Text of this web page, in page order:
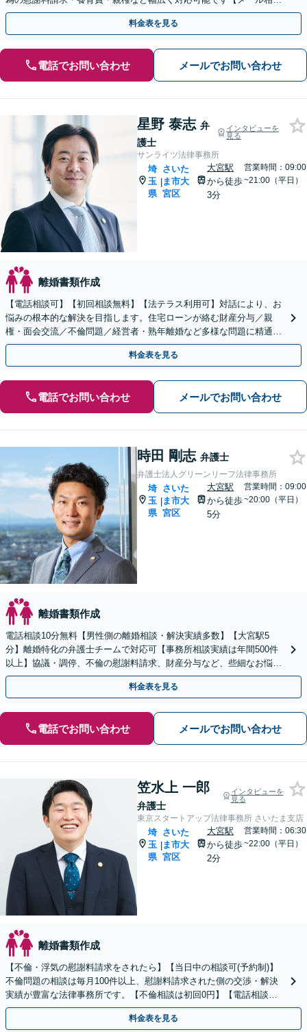
可】【初回相談無料】
料金表を見る
電話でお問い合わせ メールでお問い合わせ
星野 泰志 弁
護士
インタビューを
見る
サンライツ法律事務所
埼
玉
県
|
さいた
ま市大
宮区
大宮駅
から徒歩
3分
営業時間：09:00
~21:00（平日）
離婚書類作成
【電話相談可】【初回相談無料】【法テラス利用可】対話により、お
悩みの根本的な解決を目指します。住宅ローンが絡む財産分与／親
権・面会交流／不倫問題／経営者・熟年離婚など多様な問題に精通。
協議・調停・裁判の実績多数あり【完全個室】【大宮駅3分】
料金表を見る
電話でお問い合わせ メールでお問い合わせ
時田 剛志 弁護士
弁護士法人グリーンリーフ法律事務所
埼
玉
県
|
さいた
ま市大
宮区
大宮駅
から徒歩
5分
営業時間：09:00
~20:00（平日）
離婚書類作成
電話相談10分無料【男性側の離婚相談・解決実績多数】【大宮駅5
分】離婚特化の弁護士チームで対応可【事務所相談実績は年間500件
以上】協議・調停、不倫の慰謝料請求、財産分与など、些細なお悩み
でも結構です【初回面談60分無料／休日・夜間対応可】
料金表を見る
電話でお問い合わせ メールでお問い合わせ
笠水上 一郎
弁護士
インタビューを
見る
東京スタートアップ法律事務所 さいたま支店
埼
玉
県
|
さいた
ま市大
宮区
大宮駅
から徒歩
2分
営業時間：06:30
~22:00（平日）
離婚書類作成
【不倫・浮気の慰謝料請求をされたら】【当日中の相談可(予約制)】
不倫問題の相談は毎月100件以上、慰謝料請求された側の交渉・解決
実績が豊富な法律事務所です。【不倫相談は初回0円】【電話相談で
ご契約まで対応可/来所不要】
料金表を見る